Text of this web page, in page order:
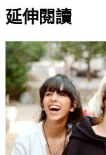
延伸閱讀